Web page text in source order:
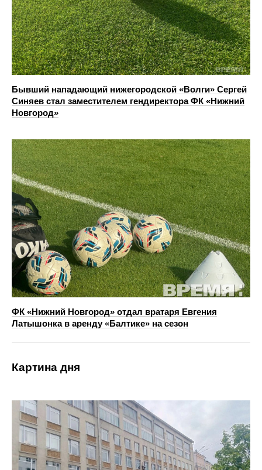
Бывший нападающий нижегородской «Волги» Сергей
Синяев стал заместителем гендиректора ФК «Нижний
Новгород»
ФК «Нижний Новгород» отдал вратаря Евгения
Латышонка в аренду «Балтике» на сезон
Картина дня